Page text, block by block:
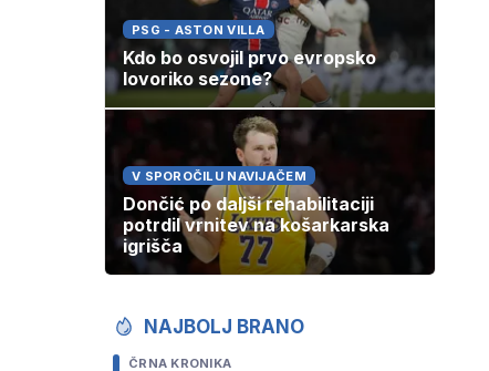
PSG - ASTON VILLA
Kdo bo osvojil prvo evropsko
lovoriko sezone?
V SPOROČILU NAVIJAČEM
Dončić po daljši rehabilitaciji
potrdil vrnitev na košarkarska
igrišča
NAJBOLJ BRANO
ČRNA KRONIKA